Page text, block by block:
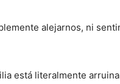
alejarnos, ni
está literalmente